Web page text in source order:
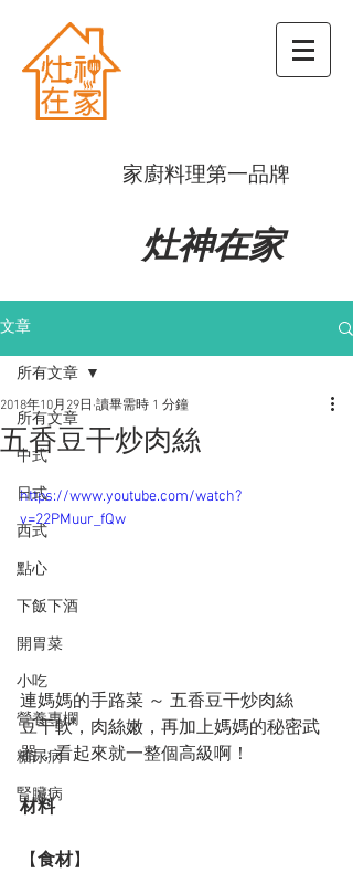
​家廚料理第一品牌
灶神在家
文章
所有文章
中式
日式
西式
點心
下飯下酒
開胃菜
小吃
營養專欄
糖尿病
腎臟病
所有文章
五香豆干炒肉絲
2018年10月29日 讀畢需時 1 分鐘
https://www.youtube.com/watch?
v=22PMuur_fQw
連媽媽的手路菜 ～ 五香豆干炒肉絲
豆干軟，肉絲嫩，再加上媽媽的秘密武
器，看起來就一整個高級啊！
材料
【食材】